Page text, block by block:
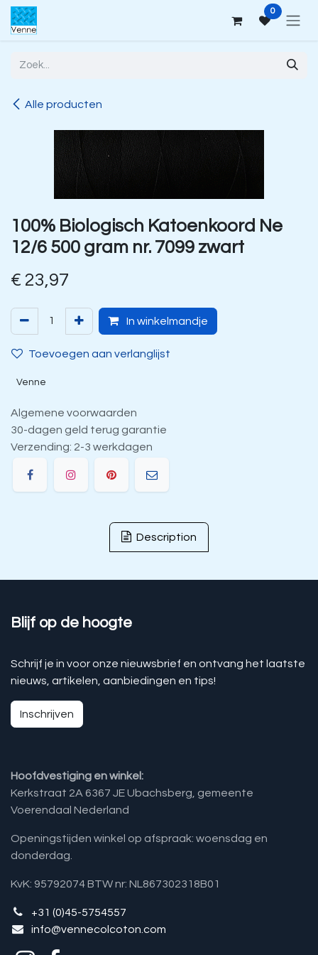
Overslaan naar inhoud 0
Alle producten
100% Biologisch Katoenkoord Ne
12/6 500 gram nr. 7099 zwart
€ 23,97
In winkelmandje
Toevoegen aan verlanglijst
Venne
Algemene voorwaarden
30-dagen geld terug garantie
Verzending: 2-3 werkdagen
Description
Blijf op de hoogte
Schrijf je in voor onze nieuwsbrief en ontvang het laatste
nieuws, artikelen, aanbiedingen en tips!
Inschrijven
Hoofdvestiging en winkel:
Kerkstraat 2A 6367 JE Ubachsberg, gemeente
Voerendaal Nederland
Openingstijden winkel op afspraak: woensdag en
donderdag.
KvK: 95792074 BTW nr: NL867302318B01
+31 (0)45-5754557
info@vennecolcoton.com